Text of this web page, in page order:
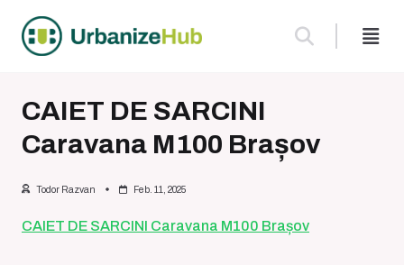
content
CAIET DE SARCINI
Caravana M100 Brașov
Todor Razvan Feb. 11, 2025
CAIET DE SARCINI Caravana M100 Brașov